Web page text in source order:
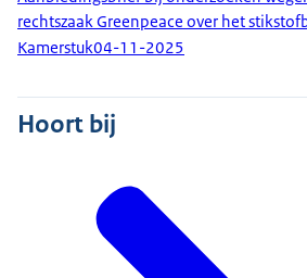
rechtszaak Greenpeace over het
Kamerstuk04-11-2025
Hoort bij